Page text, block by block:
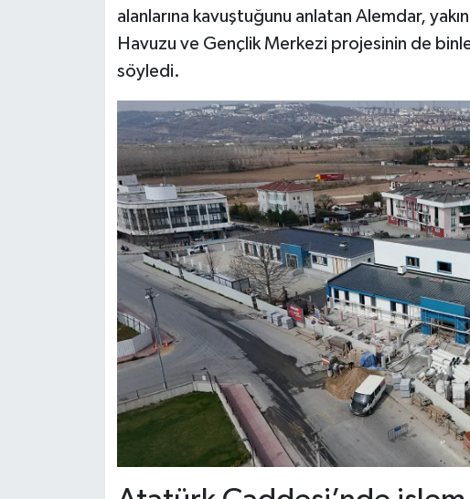
alanlarına kavuştuğunu anlatan Alemdar,
Havuzu ve Gençlik Merkezi projesinin de
söyledi.